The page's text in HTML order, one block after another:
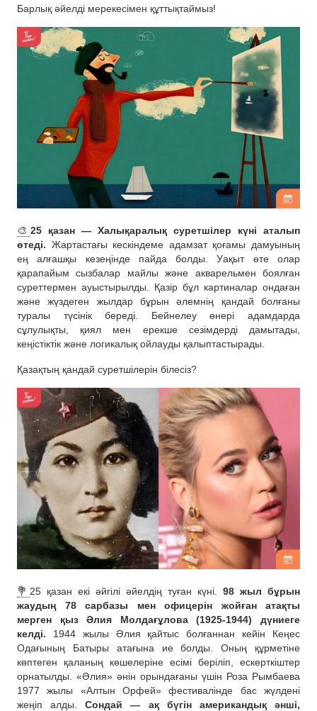
Барлық әйелді мерекесімен құттықтаймыз!
🎨 25 қазан — Халықаралық суретшілер күні аталып
өтеді. Жартастағы кескіндеме адамзат қоғамы дамуының
ең алғашқы кезеңінде пайда болды. Уақыт өте олар
қарапайым сызбалар майлы және акварельмен боялған
суреттермен ауыстырылды. Қазір бұл картиналар ондаған
және жүздеген жылдар бұрын әлемнің қандай болғаны
туралы түсінік береді. Бейнелеу өнері адамдарда
сұлулықты, қиял мен ерекше сезімдерді дамытады,
кеңістіктік және логикалық ойлауды қалыптастырады.
Қазақтың қандай суретшілерін білесіз?
💐 25 қазан екі әйгілі әйелдің туған күні. 98 жыл бұрын
жаудың 78 сарбазы мен офицерін жойған атақты
мерген қыз Әлия Молдағұлова (1925-1944) дүниеге
келді. 1944 жылы Әлия қайтыс болғаннан кейін Кеңес
Одағының Батыры атағына ие болды. Оның құрметіне
көптеген қаланың көшелеріне есімі беріліп, ескерткіштер
орнатылды. «Әлия» әнін орындағаны үшін Роза Рымбаева
1977 жылы «Алтын Орфей» фестивалінде бас жүлдені
жеңіп алды.Сондай — ақ бүгін американдық әнші,